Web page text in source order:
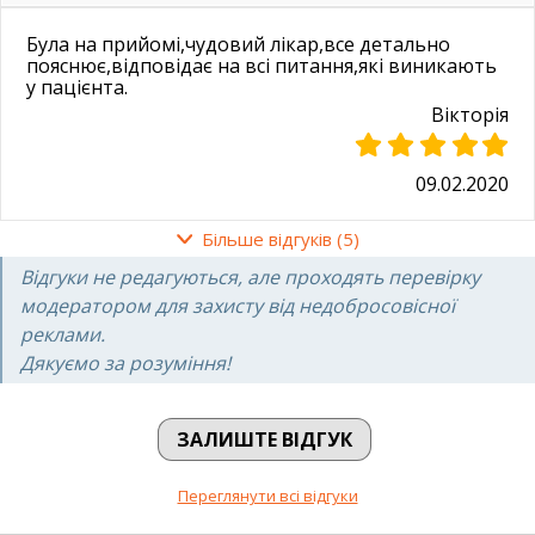
Була на прийомі,чудовий лікар,все детально
пояснює,відповідає на всі питання,які виникають
у пацієнта.
Вікторія
09.02.2020
Очень внимательный, отличный доктор.
Ответила на все интересующие мною вопросы.
Советую.
Більше відгуків (5)
Відгуки не редагуються, але проходять перевірку
модератором для захисту від недобросовісної
реклами.
Дякуємо за розуміння!
ЗАЛИШТЕ ВІДГУК
Переглянути всі відгуки